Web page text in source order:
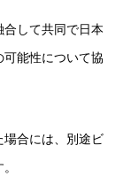
して共同で日本
能性について協
場合には、別途ビ